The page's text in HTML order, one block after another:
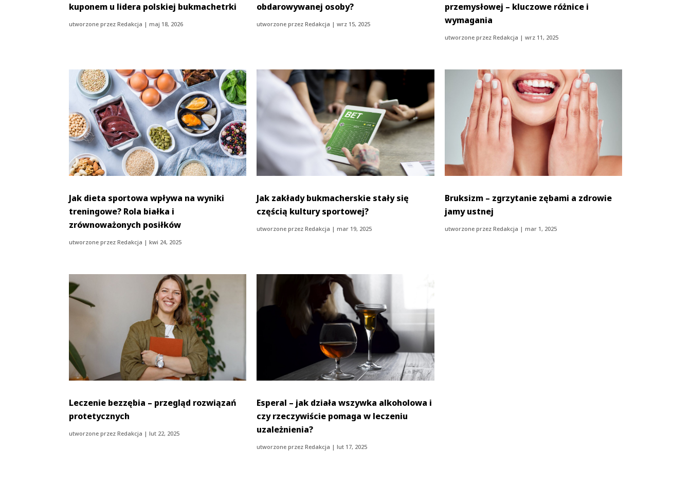
kuponem u lidera polskiej bukmachetrki
utworzone przezRedakcja |maj 18, 2026
obdarowywanej osoby?
utworzone przezRedakcja |wrz 15, 2025
przemysłowej – kluczowe różnice i
wymagania
utworzone przez Redakcja | wrz 11, 2025
Jak dieta sportowa wpływa na wyniki
treningowe? Rola białka i
zrównoważonych posiłków
utworzone przezRedakcja |kwi 24, 2025
Jak zakłady bukmacherskie stały się
częścią kultury sportowej?
utworzone przezRedakcja |mar 19, 2025
Bruksizm – zgrzytanie zębami a zdrowie
jamy ustnej
utworzone przez Redakcja | mar 1, 2025
Leczenie bezzębia – przegląd rozwiązań
protetycznych
utworzone przezRedakcja |lut 22, 2025
Esperal – jak działa wszywka alkoholowa i
czy rzeczywiście pomaga w leczeniu
uzależnienia?
utworzone przezRedakcja |lut 17, 2025